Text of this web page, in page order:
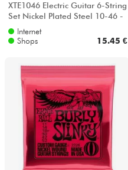
XTE1046 Electric Guitar 6-String
Set Nickel Plated Steel 10-46 -
Saitensätze
Internet
Shops
15.45 €